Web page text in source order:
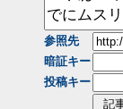
参照先
暗証キー
投稿キー